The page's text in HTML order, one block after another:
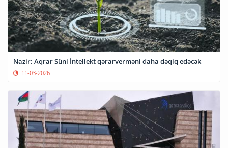
Nazir: Aqrar Süni İntellekt qərarverməni daha dəqiq edəcək
11-03-2026